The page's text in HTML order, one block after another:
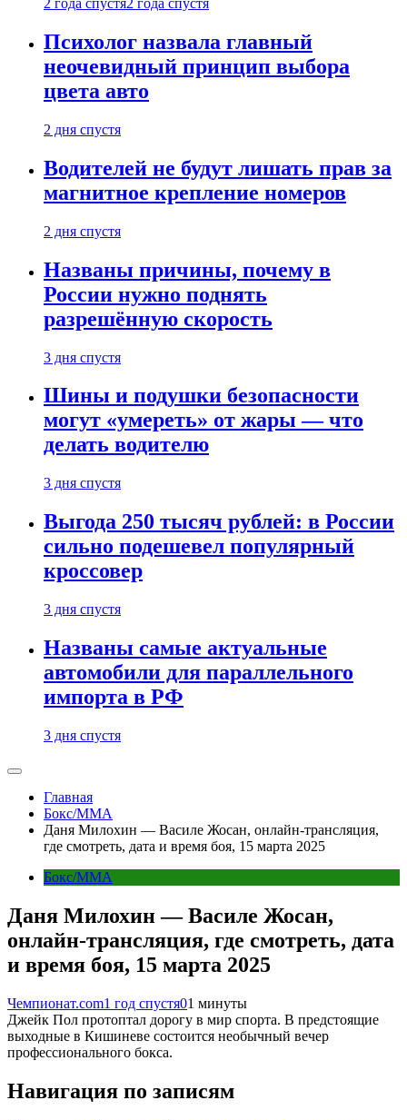
2 года спустя2 года спустя
Психолог назвала главный
неочевидный принцип выбора
цвета авто
2 дня спустя
Водителей не будут лишать прав за
магнитное крепление номеров
2 дня спустя
Названы причины, почему в
России нужно поднять
разрешённую скорость
3 дня спустя
Шины и подушки безопасности
могут «умереть» от жары — что
делать водителю
3 дня спустя
Выгода 250 тысяч рублей: в России
сильно подешевел популярный
кроссовер
3 дня спустя
Названы самые актуальные
автомобили для параллельного
импорта в РФ
3 дня спустя
Главная
Бокс/MMA
Даня Милохин — Василе Жосан, онлайн-трансляция,
где смотреть, дата и время боя, 15 марта 2025
Бокс/MMA
Даня Милохин — Василе Жосан,
онлайн-трансляция, где смотреть, дата
и время боя, 15 марта 2025
Чемпионат.com1 год спустя01 минуты
Джейк Пол протоптал дорогу в мир спорта. В предстоящие
выходные в Кишиневе состоится необычный вечер
профессионального бокса.
Навигация по записям